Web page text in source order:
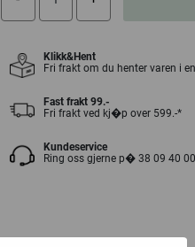
Klikk&Hent
Fri frakt om du henter varen i
Fast frakt 99.-
Fri frakt ved kj�p over 599.-*
Kundeservice
Ring oss gjerne p� 38 09 40 00